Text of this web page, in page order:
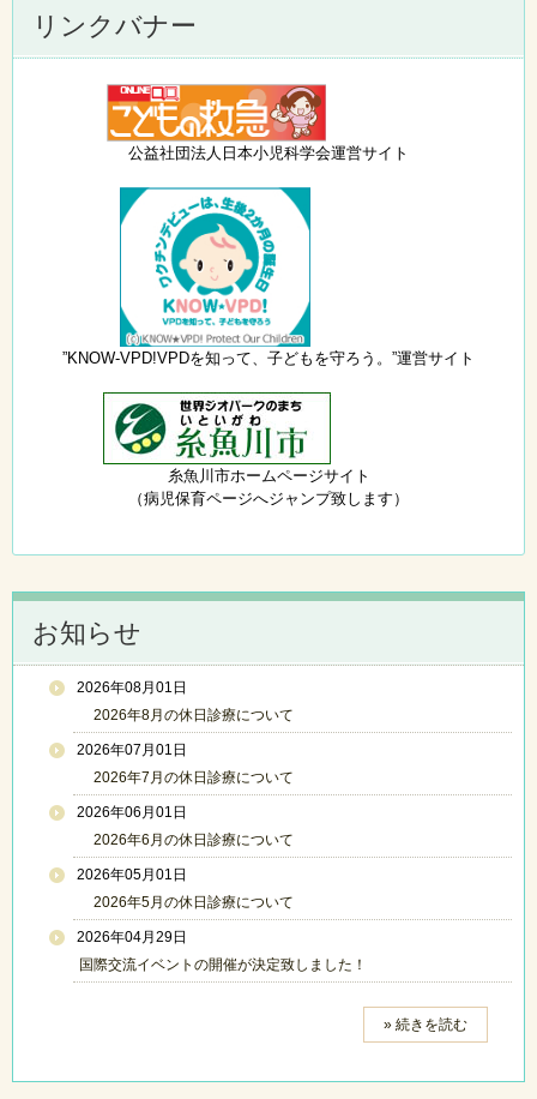
リンクバナー
公益社団法人日本小児科学会運営サイト
”KNOW-VPD!VPDを知って、子どもを守ろう。”運営サイト
糸魚川市ホームページサイト
（病児保育ページへジャンプ致します）
お知らせ
2026年08月01日
2026年8月の休日診療について
2026年07月01日
2026年7月の休日診療について
2026年06月01日
2026年6月の休日診療について
2026年05月01日
2026年5月の休日診療について
2026年04月29日
国際交流イベントの開催が決定致しました！
» 続きを読む